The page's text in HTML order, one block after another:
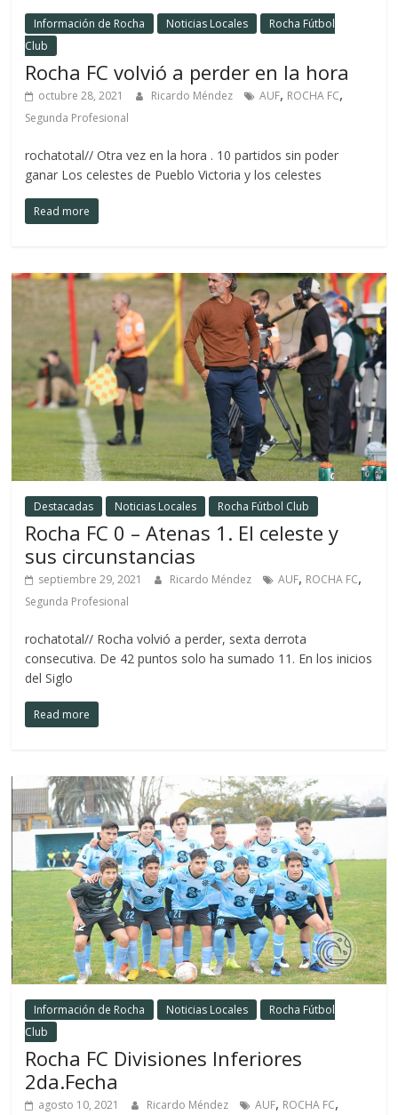
Información de Rocha Noticias Locales
Rocha Fútbol
Club
Rocha FC volvió a perder en la hora
octubre 28, 2021 Ricardo Méndez AUF, ROCHA FC,
Segunda Profesional
rochatotal// Otra vez en la hora . 10 partidos sin poder
ganar Los celestes de Pueblo Victoria y los celestes
Read more
Destacadas Noticias Locales Rocha Fútbol Club
Rocha FC 0 – Atenas 1. El celeste y
sus circunstancias
septiembre 29, 2021 Ricardo Méndez AUF, ROCHA FC,
Segunda Profesional
rochatotal// Rocha volvió a perder, sexta derrota
consecutiva. De 42 puntos solo ha sumado 11. En los inicios
del Siglo
Read more
Información de Rocha Noticias Locales
Rocha Fútbol
Club
Rocha FC Divisiones Inferiores
2da.Fecha
agosto 10, 2021 Ricardo Méndez AUF, ROCHA FC,